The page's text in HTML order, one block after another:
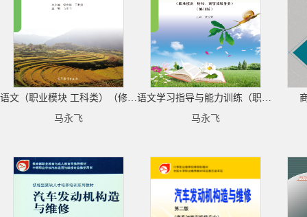
语文（职业模块 工科类）（修订版)(广西版)（附学习卡/防伪标）
马永飞
语文学习指导与能力训练（职业模块 财经商贸及服务类)（修订版）(广西版)（附学习卡/防伪标）
马永飞